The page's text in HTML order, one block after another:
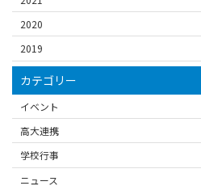
2020
2019
カテゴリー
イベント
高大連携
学校行事
ニュース